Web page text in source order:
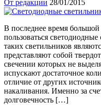
От редакции 28/01/2015
В последнее время
пользоваться
таких светильников
представляют собой
свечении которых не
испускают достаточное
отличие от других
накаливания. Именно за
долговечность […]